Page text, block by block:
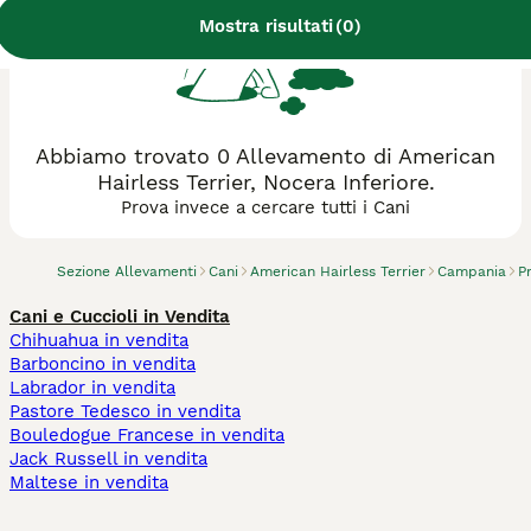
Mostra risultati(0)
Sezione Allevamenti Cani American Hairless Terrier Campania
Abbiamo trovato 0 Allevamento di American
Hairless Terrier, Nocera Inferiore.
Prova invece a cercare tutti i Cani
Cani e Cuccioli in Vendita
Chihuahua in vendita
Barboncino in vendita
Labrador in vendita
Pastore Tedesco in vendita
Bouledogue Francese in vendita
Jack Russell in vendita
Maltese in vendita